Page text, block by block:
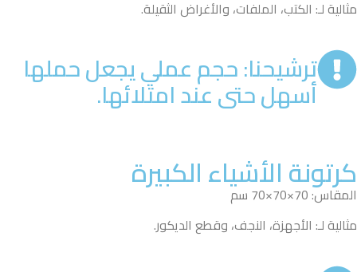
مثالية لـ: الكتب، الملفات، والأغراض الثقيلة.
ترشيحنا: حجم عملي يجعل حملها
أسهل حتى عند امتلائها.
كرتونة الأشياء الكبيرة
المقاس: 70×70×70 سم
مثالية لـ: الأجهزة، النجف، وقطع الديكور.